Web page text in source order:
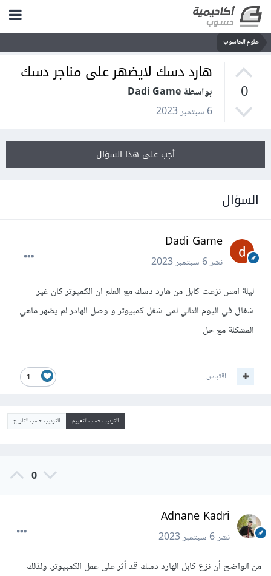
علوم الحاسوب
0
هارد دسك لايضهر على مناجر دسك
بواسطة Dadi Game
6 سبتمبر 2023
أجب على هذا السؤال
السؤال
Dadi Game
نشر6 سبتمبر 2023
ليلة امس نزعت كابل من هارد دسك مع العلم ان الكميوتر كان غير
شغال في اليوم التالي لمى شغل كمبيوتر و وصل الهادر لم يضهر ماهي
المشكلة مع حل
1 اقتباس
الترتيب حسب التقييم الترتيب حسب التاريخ
0
Adnane Kadri
نشر6 سبتمبر 2023
من الواضح أن نزع كابل الهارد دسك قد أثر على عمل الكمبيوتر. ولذلك